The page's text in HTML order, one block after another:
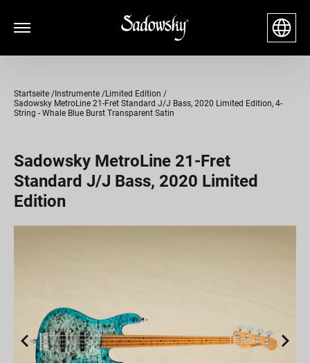
Startseite Instrumente
Limited Edition
Sadowsky MetroLine 21-Fret Standard J/J Bass, 2020 Limited Edition, 4-
String - Whale Blue Burst Transparent Satin
Sadowsky MetroLine 21-Fret
Standard J/J Bass, 2020 Limited
Edition